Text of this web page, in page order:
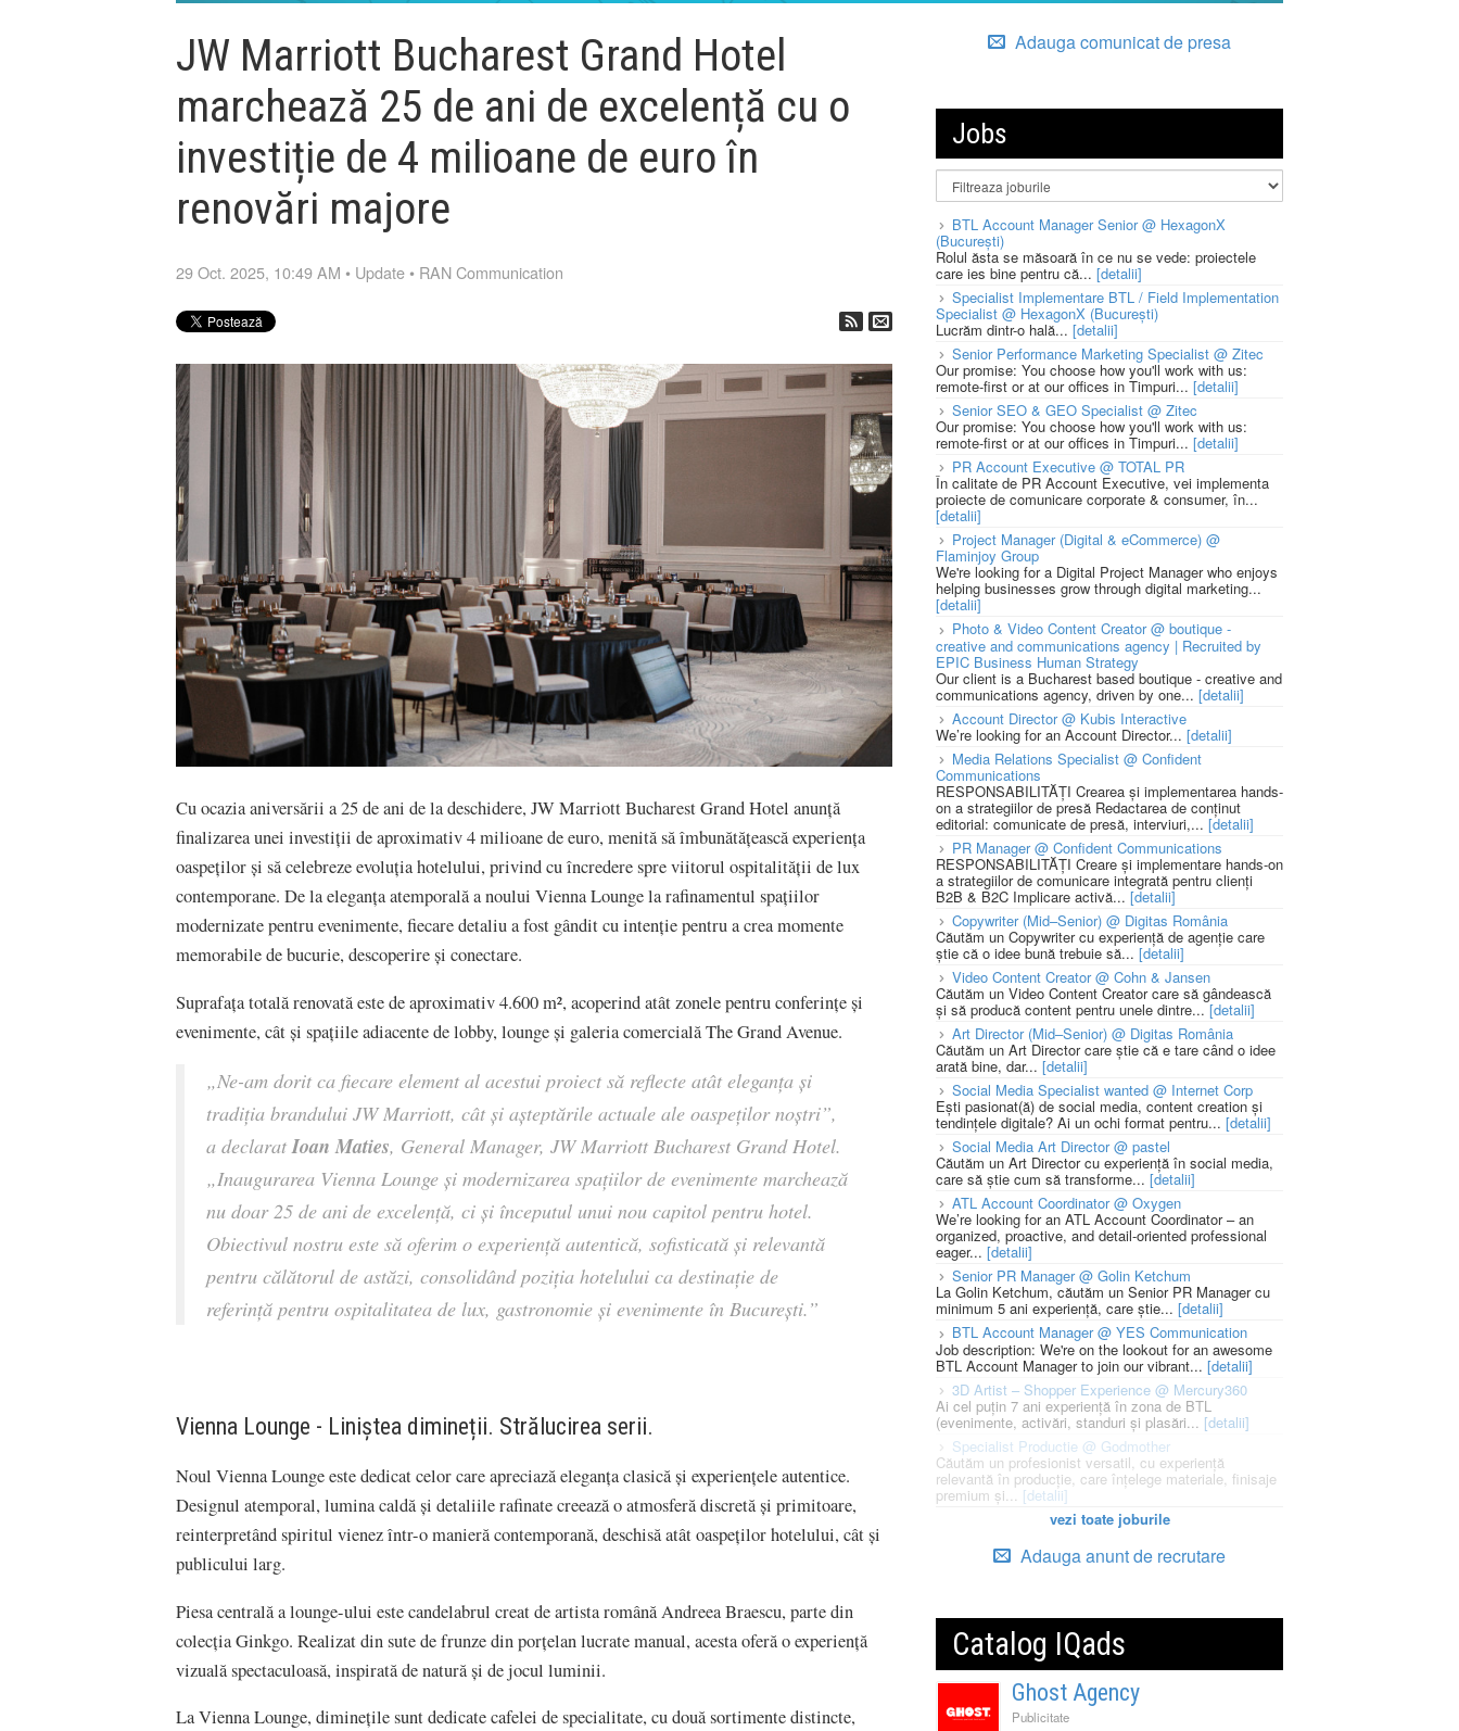
JW Marriott Bucharest Grand Hotel
marchează 25 de ani de excelență cu o
investiție de 4 milioane de euro în
renovări majore
29 Oct. 2025, 10:49 AM • Update • RAN Communication
Cu ocazia aniversării a 25 de ani de la deschidere, JW Marriott Bucharest Grand Hotel anunță
finalizarea unei investiții de aproximativ 4 milioane de euro, menită să îmbunătățească experiența
oaspeților și să celebreze evoluția hotelului, privind cu încredere spre viitorul ospitalității de lux
contemporane. De la eleganța atemporală a noului Vienna Lounge la rafinamentul spațiilor
modernizate pentru evenimente, fiecare detaliu a fost gândit cu intenție pentru a crea momente
memorabile de bucurie, descoperire și conectare.
Suprafața totală renovată este de aproximativ 4.600 m², acoperind atât zonele pentru conferințe și
evenimente, cât și spațiile adiacente de lobby, lounge și galeria comercială The Grand Avenue.
„Ne-am dorit ca fiecare element al acestui proiect să reflecte atât eleganța și
tradiția brandului JW Marriott, cât și așteptările actuale ale oaspeților noștri”,
a declaratIoan Maties, General Manager, JW Marriott Bucharest Grand Hotel.
„Inaugurarea Vienna Lounge și modernizarea spațiilor de evenimente marchează
nu doar 25 de ani de excelență, ci și începutul unui nou capitol pentru hotel.
Obiectivul nostru este să oferim o experiență autentică, sofisticată și relevantă
pentru călătorul de astăzi, consolidând poziția hotelului ca destinație de
referință pentru ospitalitatea de lux, gastronomie și evenimente în București.”
Vienna Lounge - Liniștea dimineții. Strălucirea serii.
Noul Vienna Lounge este dedicat celor care apreciază eleganța clasică și experiențele autentice.
Designul atemporal, lumina caldă și detaliile rafinate creează o atmosferă discretă și primitoare,
reinterpretând spiritul vienez într-o manieră contemporană, deschisă atât oaspeților hotelului, cât și
publicului larg.
Piesa centrală a lounge-ului este candelabrul creat de artista română Andreea Braescu, parte din
colecția Ginkgo. Realizat din sute de frunze din porțelan lucrate manual, acesta oferă o experiență
vizuală spectaculoasă, inspirată de natură și de jocul luminii.
La Vienna Lounge, diminețile sunt dedicate cafelei de specialitate, cu două sortimente distincte,
Adauga comunicat de presa
Jobs
BTL Account Manager Senior @ HexagonX
(București)
Rolul ăsta se măsoară în ce nu se vede: proiectele
care ies bine pentru că... [detalii]
Specialist Implementare BTL / Field Implementation
Specialist @ HexagonX (București)
Lucrăm dintr-o hală... [detalii]
Senior Performance Marketing Specialist @ Zitec
Our promise: You choose how you'll work with us:
remote-first or at our offices in Timpuri... [detalii]
Senior SEO & GEO Specialist @ Zitec
Our promise: You choose how you'll work with us:
remote-first or at our offices in Timpuri... [detalii]
PR Account Executive @ TOTAL PR
În calitate de PR Account Executive, vei implementa
proiecte de comunicare corporate & consumer, în...
[detalii]
Project Manager (Digital & eCommerce) @
Flaminjoy Group
We're looking for a Digital Project Manager who enjoys
helping businesses grow through digital marketing...
[detalii]
Photo & Video Content Creator @ boutique -
creative and communications agency | Recruited by
EPIC Business Human Strategy
Our client is a Bucharest based boutique - creative and
communications agency, driven by one... [detalii]
Account Director @ Kubis Interactive
We’re looking for an Account Director... [detalii]
Media Relations Specialist @ Confident
Communications
RESPONSABILITĂȚI Crearea și implementarea hands-
on a strategiilor de presă Redactarea de conținut
editorial: comunicate de presă, interviuri,... [detalii]
PR Manager @ Confident Communications
RESPONSABILITĂȚI Creare și implementare hands-on
a strategiilor de comunicare integrată pentru clienți
B2B & B2C Implicare activă... [detalii]
Copywriter (Mid–Senior) @ Digitas România
Căutăm un Copywriter cu experiență de agenție care
știe că o idee bună trebuie să... [detalii]
Video Content Creator @ Cohn & Jansen
Căutăm un Video Content Creator care să gândească
și să producă content pentru unele dintre...[detalii]
Art Director (Mid–Senior) @ Digitas România
Căutăm un Art Director care știe că e tare când o idee
arată bine, dar... [detalii]
Social Media Specialist wanted @ Internet Corp
Ești pasionat(ă) de social media, content creation și
tendințele digitale? Ai un ochi format pentru... [detalii]
Social Media Art Director @ pastel
Căutăm un Art Director cu experiență în social media,
care să știe cum să transforme... [detalii]
ATL Account Coordinator @ Oxygen
We’re looking for an ATL Account Coordinator – an
organized, proactive, and detail-oriented professional
eager... [detalii]
Senior PR Manager @ Golin Ketchum
La Golin Ketchum, căutăm un Senior PR Manager cu
minimum 5 ani experiență, care știe... [detalii]
BTL Account Manager @ YES Communication
Job description: We're on the lookout for an awesome
BTL Account Manager to join our vibrant... [detalii]
3D Artist – Shopper Experience @ Mercury360
Ai cel puțin 7 ani experiență în zona de BTL
(evenimente, activări, standuri și plasări... [detalii]
Specialist Productie @ Godmother
Căutăm un profesionist versatil, cu experiență
relevantă în producție, care înțelege materiale, finisaje
premium și... [detalii]
vezi toate joburile
Adauga anunt de recrutare
Catalog IQads
Ghost Agency
Publicitate